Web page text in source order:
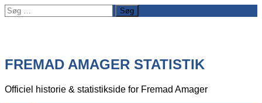
Søg
efter:
FREMAD AMAGER STATISTIK
Officiel historie & statistikside for Fremad Amager